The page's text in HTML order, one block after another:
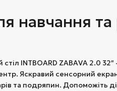
навчання
стіл INTBOARD ZABAVA 2.0
Яскравий сенсорний
та подряпин. Допоможіть